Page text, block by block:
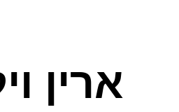
ארין